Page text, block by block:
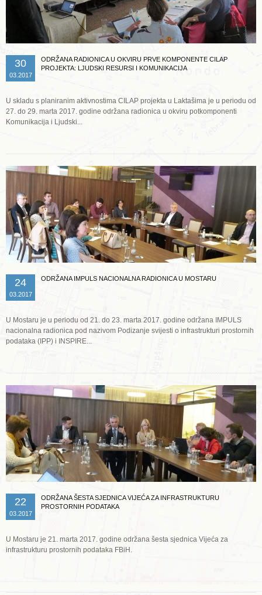
30
03.2017
ODRŽANA RADIONICA U OKVIRU PRVE KOMPONENTE CILAP
PROJEKTA: LJUDSKI RESURSI I KOMUNIKACIJA
U skladu s planiranim aktivnostima CILAP projekta u Laktašima je u periodu od
27. do 29. marta 2017. godine održana radionica u okviru potkomponenti
Komunikacija i Ljudski...
24
03.2017
ODRŽANA IMPULS NACIONALNA RADIONICA U MOSTARU
U Mostaru je u periodu od 21. do 23. marta 2017. godine održana IMPULS
nacionalna radionica pod nazivom Podizanje svijesti o infrastrukturi prostornih
podataka (IPP) i INSPIRE...
22
03.2017
ODRŽANA ŠESTA SJEDNICA VIJEĆA ZA INFRASTRUKTURU
PROSTORNIH PODATAKA
U Mostaru je 21. marta 2017. godine održana šesta sjednica Vijeća za
infrastrukturu prostornih podataka FBiH.